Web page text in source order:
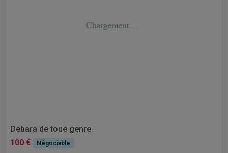
Debara de toue genre
100 €
Négociable